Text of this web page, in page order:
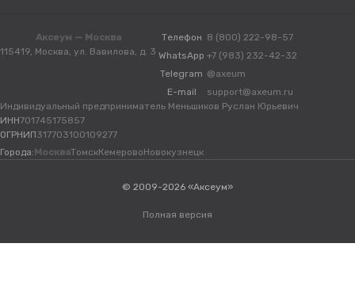
Аксеум — Москва
115419, Москва, ул. Вавилова, д. 3
Телефон 8 (800) 222-98-57
WhatsApp +7 (983) 232-42-32
Telegram @axeum
E-mail
support@axeum.ru
Индивидуальный предприниматель Меньшиков Руслан Юрьевич
ИНН701745175857
ОГРНИП317703100109277
Города: МоскваТомскКемеровоНовокузнецк
© 2009-2026 «Аксеум»
Полная версия